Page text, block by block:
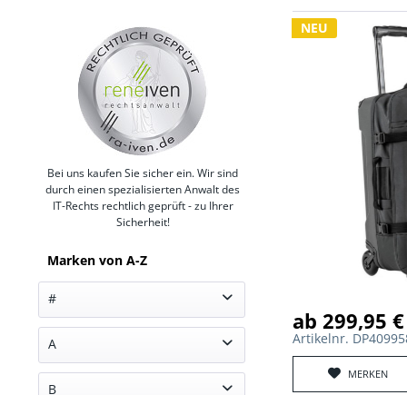
Bei uns kaufen Sie sicher ein. Wir sind
durch einen spezialisierten Anwalt des
IT-Rechts rechtlich geprüft - zu Ihrer
Sicherheit!
Marken von A-Z
#
5.11 (221)
A
B
NEU
ab 299,95
Artikelnr.
MERKEN